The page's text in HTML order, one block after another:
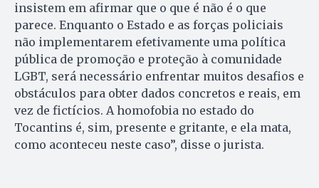
insistem em afirmar que o que é não é o que
parece. Enquanto o Estado e as forças policiais
não implementarem efetivamente uma política
pública de promoção e proteção à comunidade
LGBT, será necessário enfrentar muitos desafios e
obstáculos para obter dados concretos e reais, em
vez de fictícios. A homofobia no estado do
Tocantins é, sim, presente e gritante, e ela mata,
como aconteceu neste caso”, disse o jurista.